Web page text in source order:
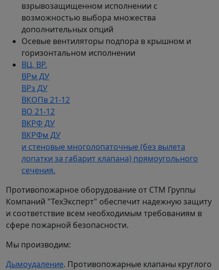
взрывозащищенном исполнении с
возможностью выбора множества
дополнительных опций
Осевые вентиляторы подпора в крышном и
горизонтальном исполнении
ВЦ, ВР.
ВРм ДУ
ВРз ДУ
ВКОПв 21-12
BO 21-12
ВКРФ ДУ
ВКРФм ДУ
и стеновые многолопаточные (без вылета
лопатки за габарит клапана) прямоугольного
сечения.
Противопожарное оборудование от СТМ Группы
Компаний "ТехЭксперт" обеспечит надежную защиту
и соответствие всем необходимым требованиям в
сфере пожарной безопасности.
Мы производим:
Дымоудаление. Противопожарные клапаны круглого